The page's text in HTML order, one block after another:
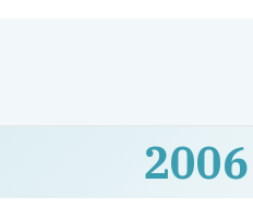
2006